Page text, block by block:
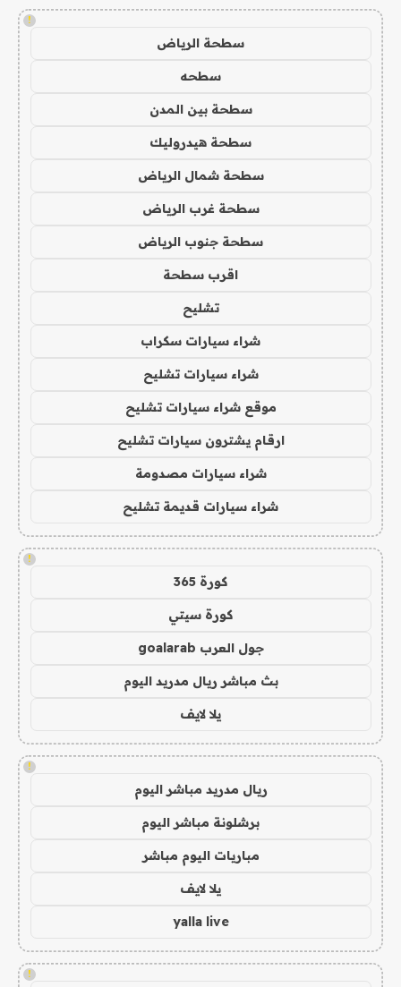
!
سطحة الرياض
سطحه
سطحة بين المدن
سطحة هيدروليك
سطحة شمال الرياض
سطحة غرب الرياض
سطحة جنوب الرياض
اقرب سطحة
تشليح
شراء سيارات سكراب
شراء سيارات تشليح
موقع شراء سيارات تشليح
ارقام يشترون سيارات تشليح
شراء سيارات مصدومة
شراء سيارات قديمة تشليح
!
كورة 365
كورة سيتي
جول العرب goalarab
بث مباشر ريال مدريد اليوم
يلا لايف
!
ريال مدريد مباشر اليوم
برشلونة مباشر اليوم
مباريات اليوم مباشر
يلا لايف
yalla live
!